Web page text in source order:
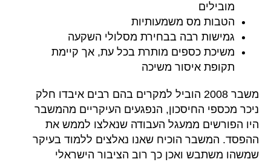
מובילים
הטבות מס משמעותיות
גמישות רבה בבחירת מסלולי השקעה
משיכת כספים מותרת בכל עת, אך קיימת
תקופת איסור משיכה
משבר 2008 הוביל למקרים בהם רבים איבדו חלק
ניכר מכספי החיסכון, הנפגעים העיקריים מהמשבר
היו הפורשים ממעגל העבודה שנאלצו לממש את
ההפסד. המשבר הוכיח שאנו נאלצים ללמוד בעיקר
שמשהו משתבש ואכן כך רוב הציבור הישראלי